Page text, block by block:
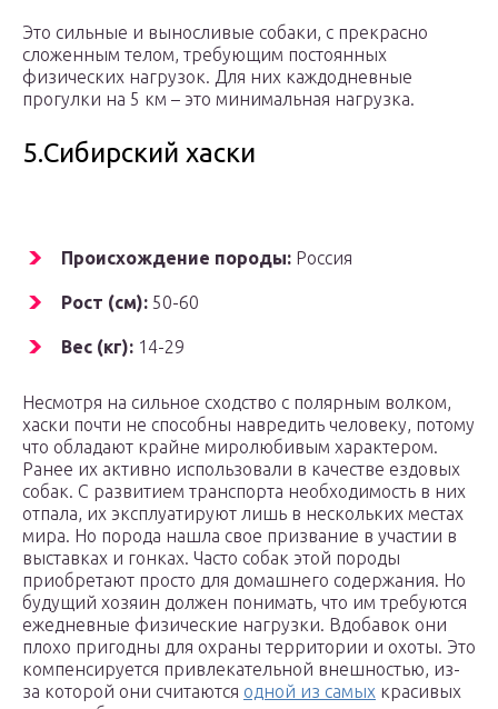
Это сильные и выносливые собаки, с прекрасно
сложенным телом, требующим постоянных
физических нагрузок. Для них каждодневные
прогулки на 5 км – это минимальная нагрузка.
5.Сибирский хаски
Происхождение породы: Россия
Рост (см): 50-60
Вес (кг): 14-29
Несмотря на сильное сходство с полярным волком,
хаски почти не способны навредить человеку, потому
что обладают крайне миролюбивым характером.
Ранее их активно использовали в качестве ездовых
собак. С развитием транспорта необходимость в них
отпала, их эксплуатируют лишь в нескольких местах
мира. Но порода нашла свое призвание в участии в
выставках и гонках. Часто собак этой породы
приобретают просто для домашнего содержания. Но
будущий хозяин должен понимать, что им требуются
ежедневные физические нагрузки. Вдобавок они
плохо пригодны для охраны территории и охоты. Это
компенсируется привлекательной внешностью, из-
за которой они считаются одной из самых красивых